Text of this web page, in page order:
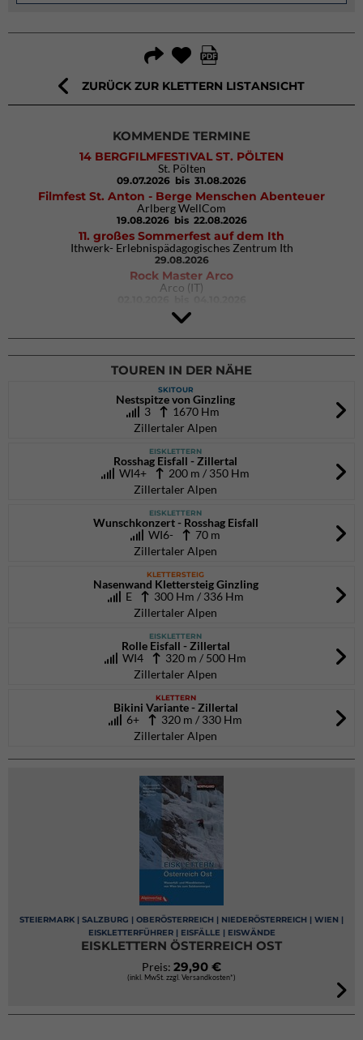
ZURÜCK ZUR KLETTERN LISTANSICHT
KOMMENDE TERMINE
14 BERGFILMFESTIVAL ST. PÖLTEN
St. Pölten
09.07.2026 bis 31.08.2026
Filmfest St. Anton - Berge Menschen Abenteuer
Arlberg WellCom
19.08.2026 bis 22.08.2026
11. großes Sommerfest auf dem Ith
Ithwerk- Erlebnispädagogisches Zentrum Ith
29.08.2026
Rock Master Arco
Arco (IT)
9. Eiskletter Festival Osttirol
Eisparkt Osttirol
08.01.2027bis 10.01.2027
TOUREN IN DER NÄHE
SKITOUR
Nestspitze von Ginzling
3
1670 Hm
Zillertaler Alpen
EISKLETTERN
Rosshag Eisfall - Zillertal
WI4+
200 m / 350 Hm
Zillertaler Alpen
EISKLETTERN
Wunschkonzert - Rosshag Eisfall
WI6-
70 m
Zillertaler Alpen
KLETTERSTEIG
Nasenwand Klettersteig Ginzling
E 300 Hm / 336 Hm
Zillertaler Alpen
EISKLETTERN
Rolle Eisfall - Zillertal
WI4
320 m / 500 Hm
Zillertaler Alpen
KLETTERN
Bikini Variante - Zillertal
6+
320 m / 330 Hm
Zillertaler Alpen
STEIERMARK | SALZBURG | OBERÖSTERREICH | NIEDERÖSTERREICH | WIEN |
EISKLETTERFÜHRER | EISFÄLLE | EISWÄNDE
EISKLETTERN ÖSTERREICH OST
Preis: 29,90 €
(inkl. MwSt. zzgl. Versandkosten*)